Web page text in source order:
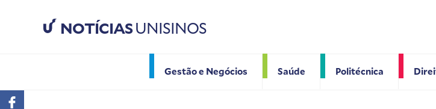
NOTÍCIASUNISINOS
Gestão e Negócios Saúde Politécnica